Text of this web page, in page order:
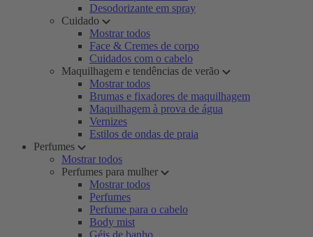
Desodorizante em spray
Cuidado
Mostrar todos
Face & Cremes de corpo
Cuidados com o cabelo
Maquilhagem e tendências de verão
Mostrar todos
Brumas e fixadores de maquilhagem
Maquilhagem à prova de água
Vernizes
Estilos de ondas de praia
Perfumes
Mostrar todos
Perfumes para mulher
Mostrar todos
Perfumes
Perfume para o cabelo
Body mist
Géis de banho